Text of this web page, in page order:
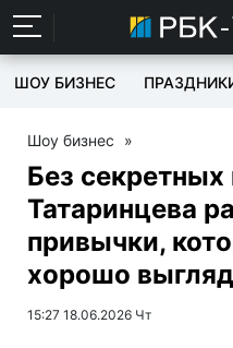
ШОУ БИЗНЕС
Шоу бизнес »
Без
Татаринцева
привычки,
хорошо
15:27 18.06.2026 Чт